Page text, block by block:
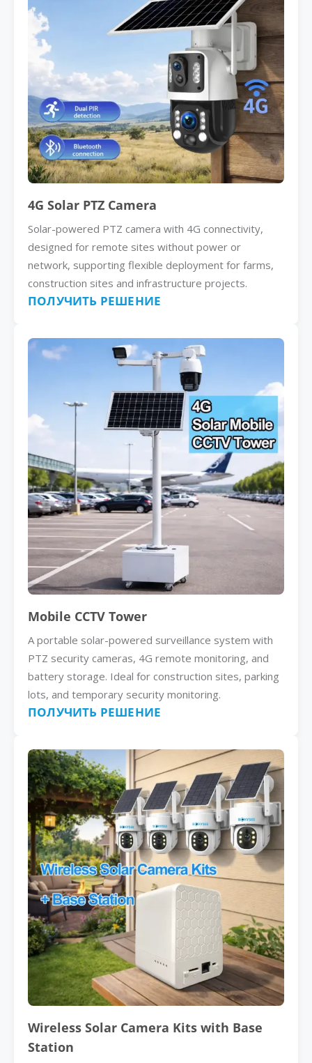
4G Solar PTZ Camera
Solar-powered PTZ camera with 4G connectivity,
designed for remote sites without power or
network, supporting flexible deployment for farms,
construction sites and infrastructure projects.
ПОЛУЧИТЬ РЕШЕНИЕ
Mobile CCTV Tower
A portable solar-powered surveillance system with
PTZ security cameras, 4G remote monitoring, and
battery storage. Ideal for construction sites, parking
lots, and temporary security monitoring.
ПОЛУЧИТЬ РЕШЕНИЕ
Wireless Solar Camera Kits with Base
Station